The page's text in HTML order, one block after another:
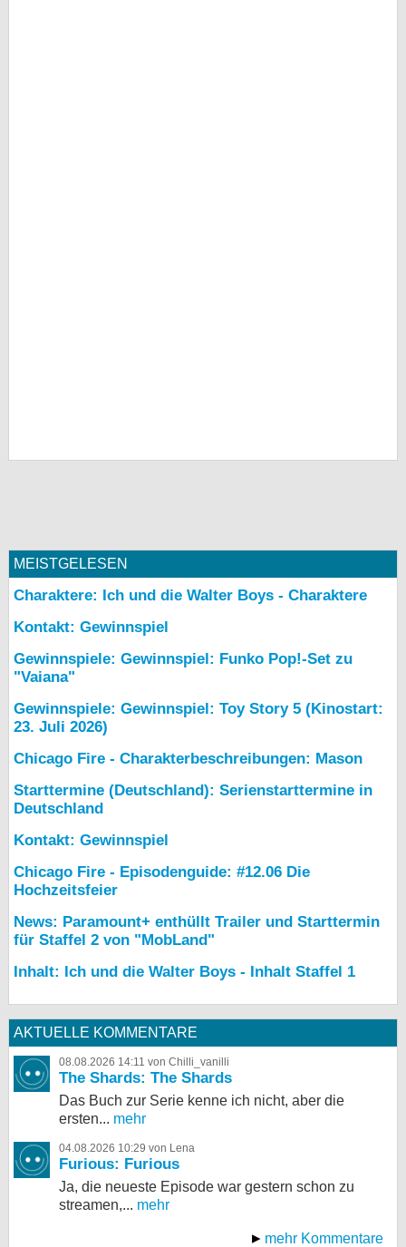
MEISTGELESEN
Charaktere: Ich und die Walter Boys - Charaktere
Kontakt: Gewinnspiel
Gewinnspiele: Gewinnspiel: Funko Pop!-Set zu
"Vaiana"
Gewinnspiele: Gewinnspiel: Toy Story 5 (Kinostart:
23. Juli 2026)
Chicago Fire - Charakterbeschreibungen: Mason
Starttermine (Deutschland): Serienstarttermine in
Deutschland
Kontakt: Gewinnspiel
Chicago Fire - Episodenguide: #12.06 Die
Hochzeitsfeier
News: Paramount+ enthüllt Trailer und Starttermin
für Staffel 2 von "MobLand"
Inhalt: Ich und die Walter Boys - Inhalt Staffel 1
AKTUELLE KOMMENTARE
08.08.2026 14:11 von Chilli_vanilli
The Shards: The Shards
Das Buch zur Serie kenne ich nicht, aber die
ersten... mehr
04.08.2026 10:29 von Lena
Furious: Furious
Ja, die neueste Episode war gestern schon zu
streamen,... mehr
mehr Kommentare